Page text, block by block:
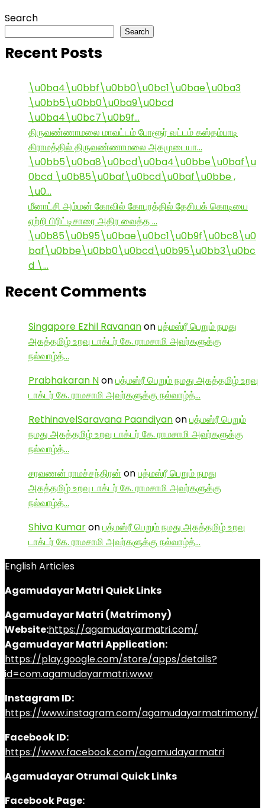
Search
Search
Recent Posts
\u0ba4\u0bbf\u0bb0\u0bc1\u0bae\u0ba3
\u0bb5\u0bb0\u0ba9\u0bcd
\u0ba4\u0bc7\u0b9f…
திருவண்ணாமலை மாவட்டம் போளூர் வட்டம் கஸ்தம்பாடி
கிராமத்தில் திருவண்ணாமலை அகமுடையா…
\u0bb5\u0ba8\u0bcd\u0ba4\u0bbe\u0baf\u
0bcd \u0b85\u0baf\u0bcd\u0baf\u0bbe ,
\u0…
மீனாட்சி அம்மன் கோவில் கோபுரத்தில் தேசியக் கொடியை
ஏற்றி பிரிட்டிசாரை அதிர வைத்த …
\u0b85\u0b95\u0bae\u0bc1\u0b9f\u0bc8\u0
baf\u0bbe\u0bb0\u0bcd\u0b95\u0bb3\u0bc
d \…
Recent Comments
Singapore Ezhil Ravananonபத்மஸ்ரீ பெறும் நமது
அகத்தமிழ் உறவு டாக்டர் கே. ராமசாமி அவர்களுக்கு
நல்வாழ்த்…
Prabhakaran Nonபத்மஸ்ரீ பெறும் நமது அகத்தமிழ் உறவு
டாக்டர் கே. ராமசாமி அவர்களுக்கு நல்வாழ்த்…
RethinavelSaravana Paandiyanonபத்மஸ்ரீ பெறும்
நமது அகத்தமிழ் உறவு டாக்டர் கே. ராமசாமி அவர்களுக்கு
நல்வாழ்த்…
சரவணன் ராமச்சந்திரன் onபத்மஸ்ரீ பெறும் நமது
அகத்தமிழ் உறவு டாக்டர் கே. ராமசாமி அவர்களுக்கு
நல்வாழ்த்…
Shiva Kumaronபத்மஸ்ரீ பெறும் நமது அகத்தமிழ் உறவு
டாக்டர் கே. ராமசாமி அவர்களுக்கு நல்வாழ்த்…
English Articles
Agamudayar Matri Quick Links
Agamudayar Matri (Matrimony)
Website:https://agamudayarmatri.com/
Agamudayar Matri Application:
https://play.google.com/store/apps/details?
id=com.agamudayarmatri.www
Instagram ID:
https://www.instagram.com/agamudayarmatrimony/
Facebook ID:
https://www.facebook.com/agamudayarmatri
Agamudayar Otrumai Quick Links
Facebook Page: